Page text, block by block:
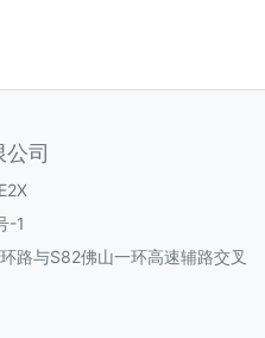
司
-1
路与S82佛山一环高速辅路交叉